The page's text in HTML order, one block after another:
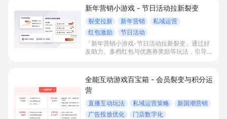
升。
新年营销小游戏 - 节日活动拉新裂变
裂变拉新 新年营销
私域运营
红包激励
节日活动
「新年营销小游戏-节日活动拉新裂变」通过好
友助力、多档红包与优惠券奖励等玩法，引导用
升首单与复购转化。
全能互动游戏百宝箱 - 会员裂变与积分运
营
直播互动玩法 私域运营策略
新国潮营销
广告投放优化
门店数字化